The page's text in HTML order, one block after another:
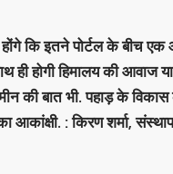
कि इतने पोर्टल के बीच एक
होगी हिमालय की आवाज
बात भी. पहाड़ के विकास
: किरण शर्मा,